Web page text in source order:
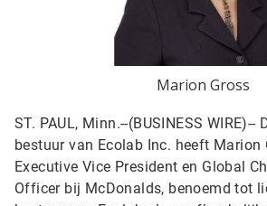
Marion Gross
ST. PAUL, Minn.--(BUSINESS WIRE)--
bestuur van Ecolab Inc. heeft Marion
Executive Vice President en Global
Officer bij McDonalds, benoemd tot